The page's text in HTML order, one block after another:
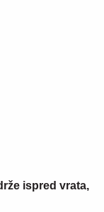
ispred vrata,